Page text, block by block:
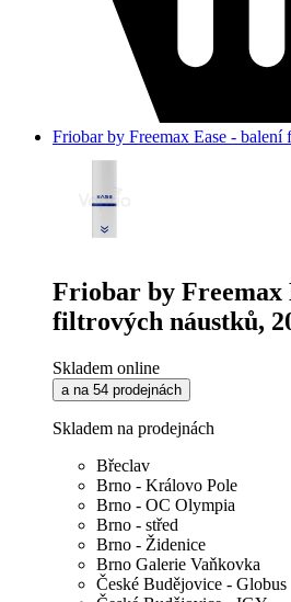
Friobar by Freemax Ease -
Friobar by Freemax
filtrových náustků,
Skladem online
a na 54 prodejnách
Skladem na prodejnách
Břeclav
Brno - Královo Pole
Brno - OC Olympia
Brno - střed
Brno - Židenice
Brno Galerie Vaňkovka
České Budějovice - Globus